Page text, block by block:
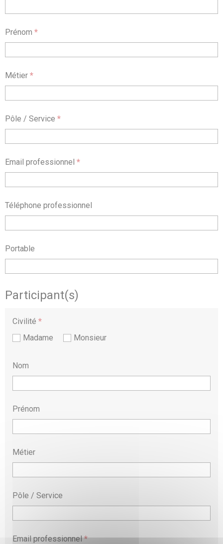
Prénom *
Métier *
Pôle / Service *
Email professionnel *
Téléphone professionnel
Portable
Participant(s)
Civilité *
Madame
Monsieur
Nom
Prénom
Métier
Pôle / Service
Email professionnel*